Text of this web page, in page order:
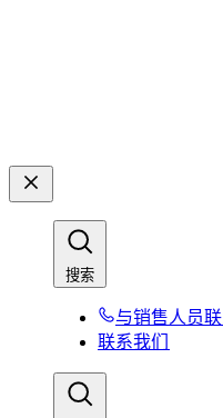
搜索​​
与销售人员联
联系我们​​